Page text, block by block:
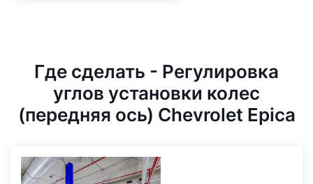
Где сделать - Регулировка
углов установки колес
(передняя ось) Chevrolet Epica